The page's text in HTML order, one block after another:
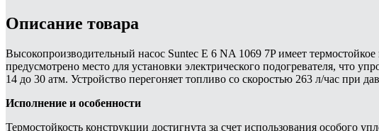
Описание товара
Высокопроизводительный насос Suntec E 6 NA 1069 7P имеет
предусмотрено место для установки электрического подогревателя, что
14 до 30 атм. Устройство перегоняет топливо со скоростью 263 л/час при
Исполнение и особенности
Термостойкость конструкции достигнута за счет использования особого